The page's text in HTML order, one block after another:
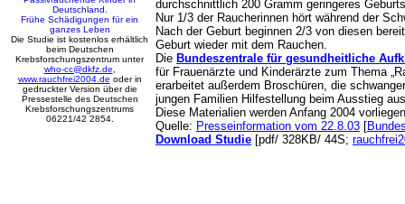
Deutschland.
Frühe Schädigungen für ein
ganzes Leben
Die Studie ist kostenlos erhältlich
beim Deutschen
Krebsforschungszentrum unter
who-cc@dkfz.de
www.rauchfrei2004.de oder in
gedruckter Version über die
Pressestelle des Deutschen
Krebsforschungszentrums
06221/42 2854.
durchschnittlich 200 Gramm geringeres
Nur 1/3 der Raucherinnen hört während der
Nach der Geburt beginnen 2/3 von diesen
Geburt wieder mit dem Rauchen.
Die Bundeszentrale für gesundheitliche
für Frauenärzte und Kinderärzte zum Thema
erarbeitet außerdem Broschüren, die
jungen Familien Hilfestellung beim Ausstieg
Diese Materialien werden Anfang 2004
Quelle: Presseinformation vom 22.8.03 [
Download Studie [pdf/ 328KB/ 44S;